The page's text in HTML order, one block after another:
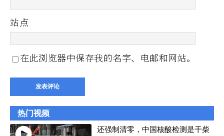
站点
在此浏览器中保存我的名字、电邮和网站。
热门视频
还强制清零，中国核酸检测是干柴